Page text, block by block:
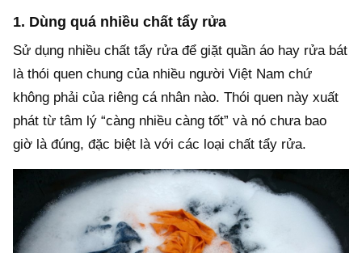
1. Dùng quá nhiều chất tẩy rửa
Sử dụng nhiều chất tẩy rửa để giặt quần áo hay rửa bát
là thói quen chung của nhiều người Việt Nam chứ
không phải của riêng cá nhân nào. Thói quen này xuất
phát từ tâm lý “càng nhiều càng tốt” và nó chưa bao
giờ là đúng, đặc biệt là với các loại chất tẩy rửa.